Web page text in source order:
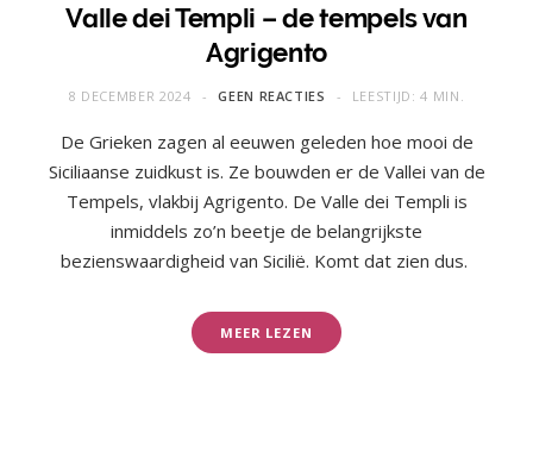
Valle dei Templi – de tempels van
Agrigento
8 DECEMBER 2024 GEEN REACTIES LEESTIJD: 4 MIN.
De Grieken zagen al eeuwen geleden hoe mooi de
Siciliaanse zuidkust is. Ze bouwden er de Vallei van de
Tempels, vlakbij Agrigento. De Valle dei Templi is
inmiddels zo’n beetje de belangrijkste
bezienswaardigheid van Sicilië. Komt dat zien dus.
MEER LEZEN